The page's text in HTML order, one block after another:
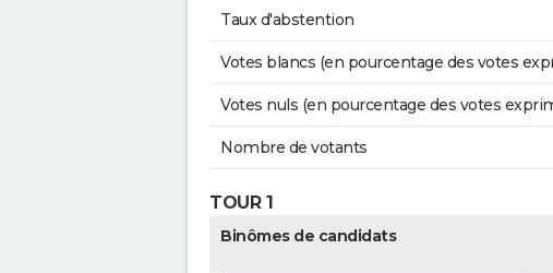
Taux d'abstention
Votes blancs (en pourcentage des votes
Votes nuls (en pourcentage des votes
Nombre de votants
TOUR 1
Binômes de candidats